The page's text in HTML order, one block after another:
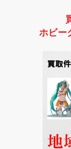
ホビー